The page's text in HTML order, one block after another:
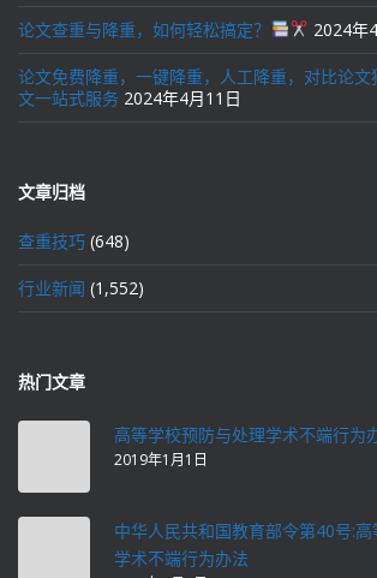
论文查重与降重，如何轻松搞定？ 2024年
论文免费降重，一键降重，人工降重，对比论
文一站式服务 2024年4月11日
文章归档
查重技巧 (648)
行业新闻 (1,552)
热门文章
高等学校预防与处理学术不端行为
2019年1月1日
中华人民共和国教育部令第40号:
学术不端行为办法